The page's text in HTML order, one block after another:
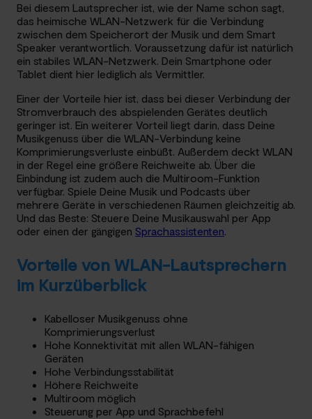
Bei diesem Lautsprecher ist, wie der Name schon sagt,
das heimische WLAN-Netzwerk für die Verbindung
zwischen dem Speicherort der Musik und dem Smart
Speaker verantwortlich. Voraussetzung dafür ist natürlich
ein stabiles WLAN-Netzwerk. Dein Smartphone oder
Tablet dient hier lediglich als Vermittler.
Einer der Vorteile hier ist, dass bei dieser Verbindung der
Stromverbrauch des abspielenden Gerätes deutlich
geringer ist. Ein weiterer Vorteil liegt darin, dass Deine
Musikgenuss über die WLAN-Verbindung keine
Komprimierungsverluste einbüßt. Außerdem deckt WLAN
in der Regel eine größere Reichweite ab. Über die
Einbindung ist zudem auch die Multiroom-Funktion
verfügbar. Spiele Deine Musik und Podcasts über
mehrere Geräte in verschiedenen Räumen gleichzeitig ab.
Und das Beste: Steuere Deine Musikauswahl per App
oder einen der gängigen Sprachassistenten.
Vorteile von WLAN-Lautsprechern
im Kurzüberblick
Kabelloser Musikgenuss ohne
Komprimierungsverlust
Hohe Konnektivität mit allen WLAN-fähigen
Geräten
Hohe Verbindungsstabilität
Höhere Reichweite
Multiroom möglich
Steuerung per App und Sprachbefehl